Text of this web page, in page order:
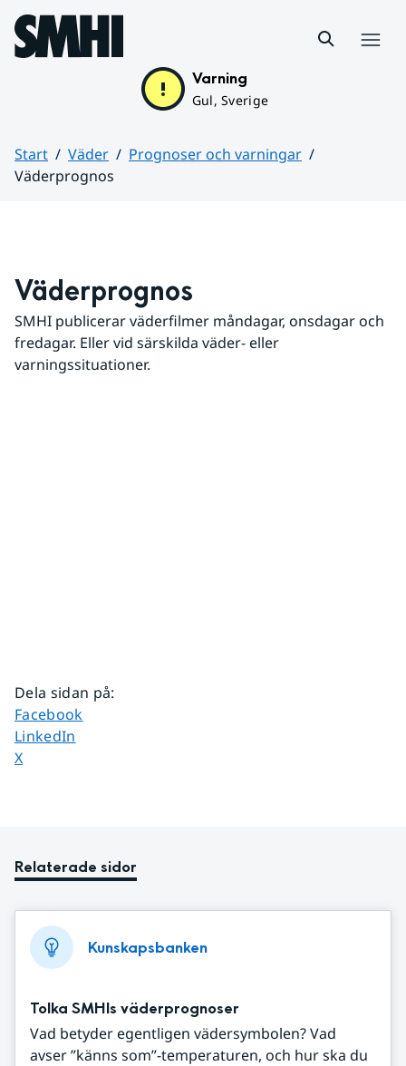
Hoppa till sidans innehåll
Varning
Gul, Sverige
Start Väder
Prognoser och varningar
Väderprognos
Väderprognos
SMHI publicerar väderfilmer måndagar, onsdagar och
fredagar. Eller vid särskilda väder- eller
varningssituationer.
Dela sidan på:
Dela sidan på
Facebook
Dela sidan på
LinkedIn
Dela sidan på
X
Relaterade sidor
Kunskapsbanken
Tolka SMHIs väderprognoser
Vad betyder egentligen vädersymbolen? Vad
avser ”känns som”-temperaturen, och hur ska du